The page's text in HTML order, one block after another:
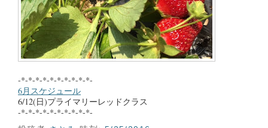
-*-*-*-*-*-*-*-*-*-*-
6月スケジュール
6/12(日)プライマリーレッドクラス
-*-*-*-*-*-*-*-*-*-*-